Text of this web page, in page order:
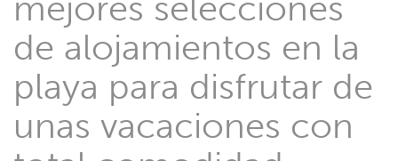
de alojamientos en la
playa para disfrutar de
unas vacaciones con